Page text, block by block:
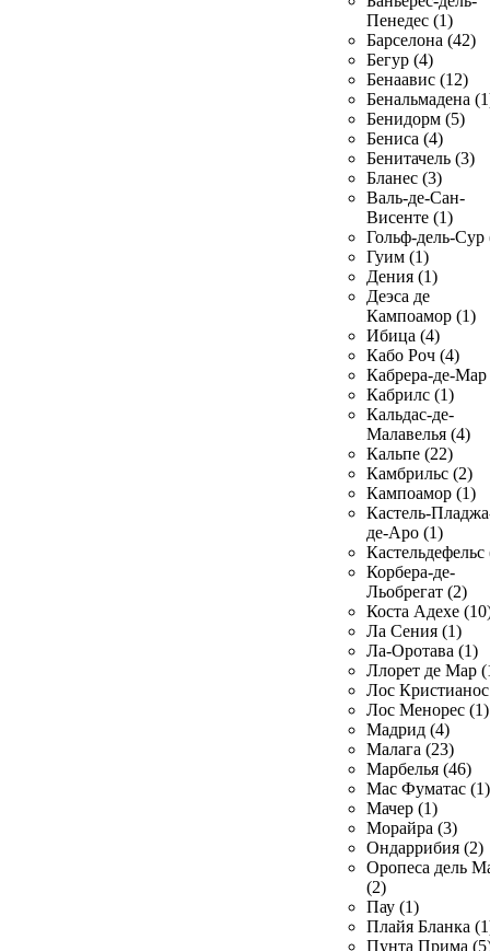
Пенедес (1)
Барселона (42)
Бегур (4)
Бенаавис (12)
Бенальмадена
Бенидорм (5)
Бениса (4)
Бенитачель (3)
Бланес (3)
Валь-де-Сан-
Висенте (1)
Гольф-дель-Сур
Гуим (1)
Дения (1)
Деэса де
Кампоамор (1)
Ибица (4)
Кабо Роч (4)
Кабрера-де-Мар
Кабрилс (1)
Кальдас-де-
Малавелья (4)
Кальпе (22)
Камбрильс (2)
Кампоамор (1)
Кастель-
де-Аро (1)
Кастельдефельс
Корбера-де-
Льобрегат (2)
Коста Адехе
Ла Сения (1)
Ла-Оротава (1)
Ллорет де Мар
Лос
Лос Менорес (1)
Мадрид (4)
Малага (23)
Марбелья (46)
Мас Фуматас (1)
Мачер (1)
Морайра (3)
Ондаррибия (2)
Оропеса дель
(2)
Пау (1)
Плайя Бланка
Пунта Прима